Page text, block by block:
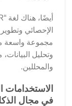
مجموعة واسعة
وتحليل البيانات،
والمحللين.
الاستخدامات
في مجال